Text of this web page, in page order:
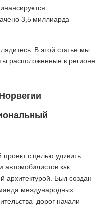
3,5 миллиарда
В этой статье мы
расположенные в регионе
проект с целью удивить
как
архитектурой. Был создан
международных
дорог начали